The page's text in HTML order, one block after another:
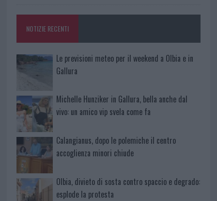
NOTIZIE RECENTI
Le previsioni meteo per il weekend a Olbia e in
Gallura
Michelle Hunziker in Gallura, bella anche dal
vivo: un amico vip svela come fa
Calangianus, dopo le polemiche il centro
accoglienza minori chiude
Olbia, divieto di sosta contro spaccio e degrado:
esplode la protesta